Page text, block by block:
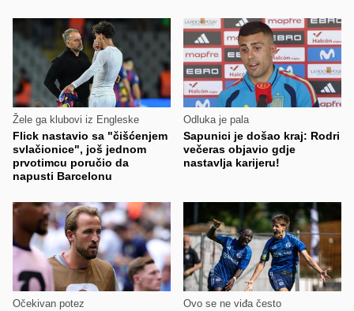
Žele ga klubovi iz Engleske
Flick nastavio sa "čišćenjem
svlačionice", još jednom
prvotimcu poručio da
napusti Barcelonu
Odluka je pala
Sapunici je došao kraj: Rodri
večeras objavio gdje
nastavlja karijeru!
Očekivan potez Ovo se ne viđa često